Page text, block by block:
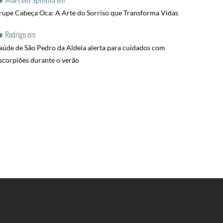
Cabeça Oca: A Arte do Sorriso que Transforma Vidas
Rodrigoem
de São Pedro da Aldeia alerta para cuidados com
durante o verão